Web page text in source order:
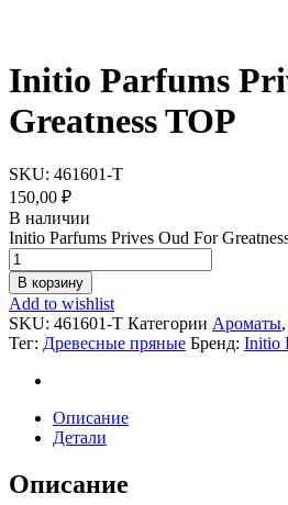
Initio Parfums
Greatness TOP
SKU: 461601-T
150,00 ₽
В наличии
Initio Parfums Prives Oud For
В корзину
Add to wishlist
SKU: 461601-T Категории Ароматы,
Тег: Древесные пряные Бренд: Initio
Описание
Детали
Описание